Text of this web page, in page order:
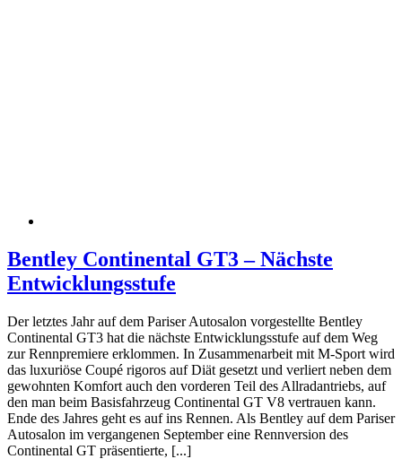
Bentley Continental GT3 – Nächste
Entwicklungsstufe
Der letztes Jahr auf dem Pariser Autosalon vorgestellte Bentley
Continental GT3 hat die nächste Entwicklungsstufe auf dem Weg
zur Rennpremiere erklommen. In Zusammenarbeit mit M-Sport wird
das luxuriöse Coupé rigoros auf Diät gesetzt und verliert neben dem
gewohnten Komfort auch den vorderen Teil des Allradantriebs, auf
den man beim Basisfahrzeug Continental GT V8 vertrauen kann.
Ende des Jahres geht es auf ins Rennen. Als Bentley auf dem Pariser
Autosalon im vergangenen September eine Rennversion des
Continental GT präsentierte, [...]